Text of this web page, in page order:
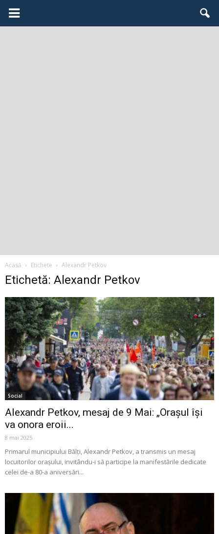
Acasă Etichete Alexandr Petkov
Etichetă: Alexandr Petkov
Social
Alexandr Petkov, mesaj de 9 Mai: „Orașul își
va onora eroii...
8 mai 2025
Primarul municipiului Bălți, Alexandr Petkov, a transmis un mesaj
locuitorilor orașului, invitându-i să participe la manifestările dedicate
celei de-a 80-a aniversări...